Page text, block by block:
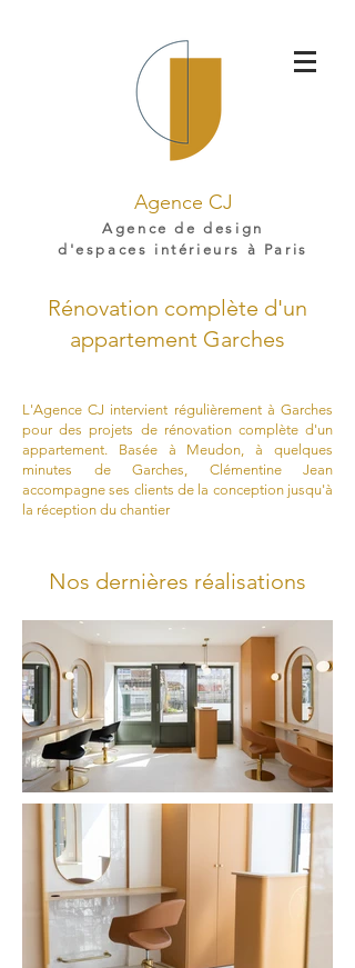
Agence CJ
Agence de design
d'espaces intérieurs à Paris
Rénovation complète d'un
appartement Garches
L'Agence CJ intervient régulièrement à Garches
pour des projets de rénovation complète d'un
appartement. Basée à Meudon, à quelques
minutes de Garches, Clémentine Jean
accompagne ses clients de la conception jusqu'à
la réception du chantier
Nos dernières réalisations